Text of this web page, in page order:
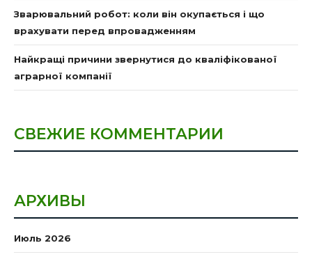
Зварювальний робот: коли він окупається і що
врахувати перед впровадженням
Найкращі причини звернутися до кваліфікованої
аграрної компанії
СВЕЖИЕ КОММЕНТАРИИ
АРХИВЫ
Июль 2026